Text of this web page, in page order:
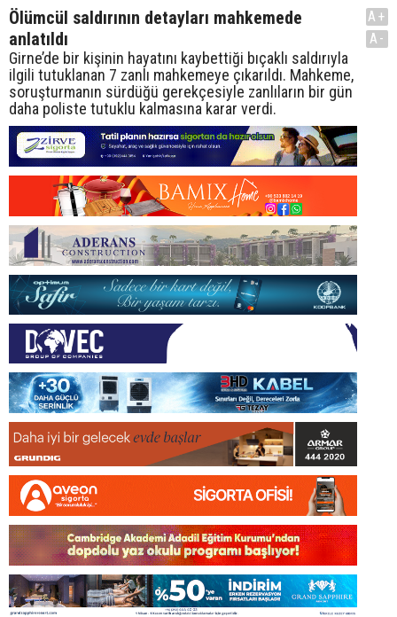
Ölümcül saldırının detayları mahkemede
anlatıldı
Girne’de bir kişinin hayatını kaybettiği bıçaklı saldırıyla
ilgili tutuklanan 7 zanlı mahkemeye çıkarıldı. Mahkeme,
soruşturmanın sürdüğü gerekçesiyle zanlıların bir gün
daha poliste tutuklu kalmasına karar verdi.
A+
A-